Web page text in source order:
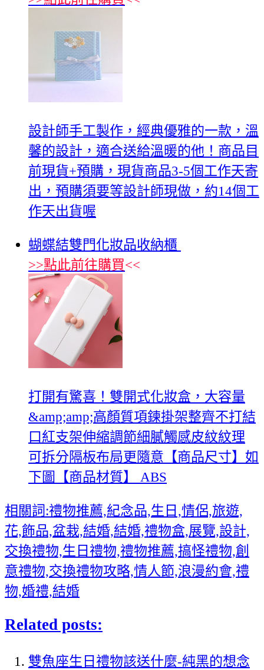
設計師手工製作，經典優雅的一款，溫
馨的設計，適合送給溫暖的他！商品目
前現貨+預購，現貨商品3-5個工作天寄
出，預購須要等設計師現做，約14個工
作天出貨喔
蝴蝶結雙門化妝品收納櫃
>>點此前往購買<<
打開有驚喜！雙開式化妝盒，大容量
&amp;amp;高顏質項鍊掛架整齊不打結
口紅支架伸縮調節細膩觸感皮紋紋理
可拆分隔板布局更隨意【商品尺寸】如
下圖【商品材質】 ABS
相關詞:禮物推薦,紀念品,生日,情侶,旅遊,
花,飾品,盆栽,結婚,結婚,禮物盒,展覽,設計,
交換禮物,生日禮物,禮物推薦,搞怪禮物,創
意禮物,交換禮物攻略,情人節,浪漫約會,禮
物,婚禮,結婚
Related posts:
雙魚座生日禮物該送什麼-純黑的想念